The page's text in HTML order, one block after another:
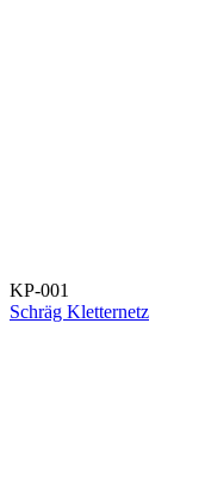
KP-001
Schräg Kletternetz